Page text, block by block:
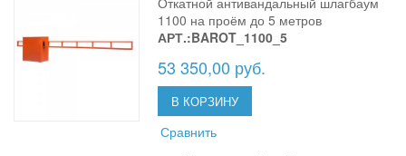
1100 на проём до 5 метров
АРТ.:BAROT_1100_5
53 350,00 руб.
В КОРЗИНУ
Сравнить